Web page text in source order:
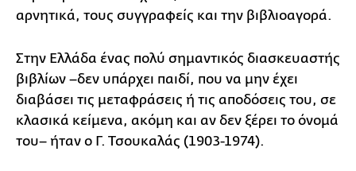
αρνητικά, τους συγγραφείς και την βιβλιοαγορά.
Στην Ελλάδα ένας πολύ σημαντικός διασκευαστής
βιβλίων –δεν υπάρχει παιδί, που να μην έχει
διαβάσει τις μεταφράσεις ή τις αποδόσεις του, σε
κλασικά κείμενα, ακόμη και αν δεν ξέρει το όνομά
του– ήταν ο Γ. Τσουκαλάς (1903-1974).